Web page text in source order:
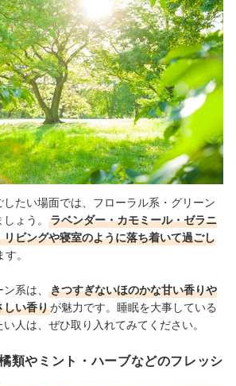
したい場面では、フローラル系・グリーン
ょう。
ラベンダー・カモミール・ゼラニ
ビングや寝室のように落ち着いて過ごし
す。
系は、
きつすぎないほのかな甘い香りや
しい香りが魅力です。睡眠を大事している
人は、ぜひ取り入れてみてください。
類やミント・ハーブなどのフレッシ